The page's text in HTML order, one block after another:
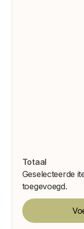
Totaal
Geselecteerde
toegevoegd.